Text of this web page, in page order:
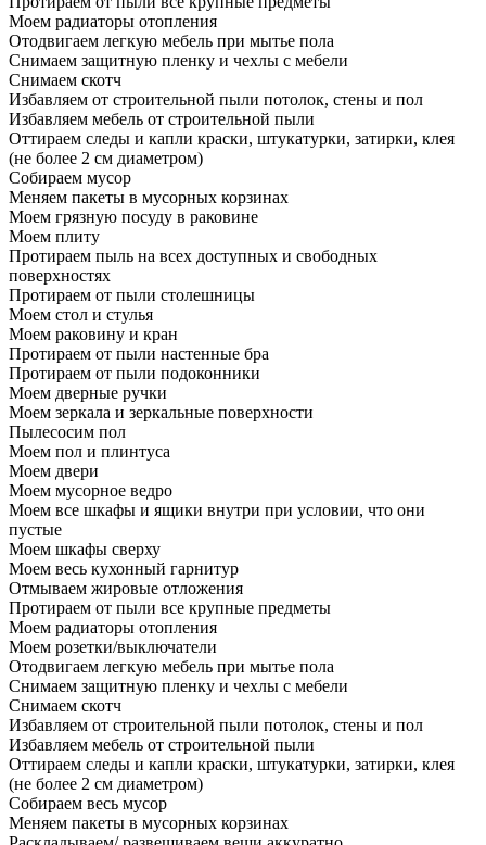
Моем радиаторы отопления
Отодвигаем легкую мебель при мытье пола
Снимаем защитную пленку и чехлы с мебели
Снимаем скотч
Избавляем от строительной пыли потолок, стены и пол
Избавляем мебель от строительной пыли
Оттираем следы и капли краски, штукатурки, затирки, клея
(не более 2 см диаметром)
Собираем мусор
Меняем пакеты в мусорных корзинах
Моем грязную посуду в раковине
Моем плиту
Протираем пыль на всех доступных и свободных
поверхностях
Протираем от пыли столешницы
Моем стол и стулья
Моем раковину и кран
Протираем от пыли настенные бра
Протираем от пыли подоконники
Моем дверные ручки
Моем зеркала и зеркальные поверхности
Пылесосим пол
Моем пол и плинтуса
Моем двери
Моем мусорное ведро
Моем все шкафы и ящики внутри при условии, что они
пустые
Моем шкафы сверху
Моем весь кухонный гарнитур
Отмываем жировые отложения
Протираем от пыли все крупные предметы
Моем радиаторы отопления
Моем розетки/выключатели
Отодвигаем легкую мебель при мытье пола
Снимаем защитную пленку и чехлы с мебели
Снимаем скотч
Избавляем от строительной пыли потолок, стены и пол
Избавляем мебель от строительной пыли
Оттираем следы и капли краски, штукатурки, затирки, клея
(не более 2 см диаметром)
Собираем весь мусор
Меняем пакеты в мусорных корзинах